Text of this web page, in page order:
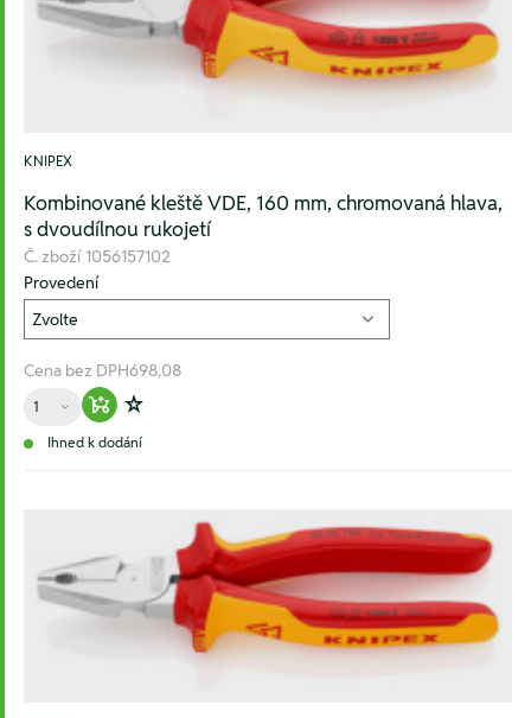
KNIPEX
Kombinované kleště VDE, 160 mm, chromovaná hlava,
s dvoudílnou rukojetí
Č. zboží 1056157102
Provedení
Cena bez DPH698,08
Množství
Warenkorb hinzufügen
Zur Wunschliste hinzufügen
Ihned k dodání